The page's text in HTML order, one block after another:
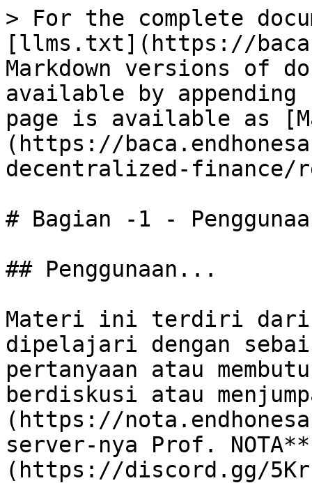
> For the complete
[llms.txt](https://
Markdown versions of
available by
page is available as
(https://
decentralized-finance/
# Bagian -1 -
## Penggunaan...
Materi ini terdiri dari
dipelajari dengan
pertanyaan atau
berdiskusi atau
(https://
server-nya Prof.
(https://discord.gg/